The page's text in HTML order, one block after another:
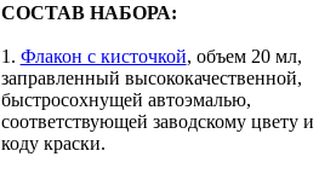
СОСТАВ НАБОРА:
1. Флакон с кисточкой, объем 20 мл,
заправленный высококачественной,
быстросохнущей автоэмалью,
соответствующей заводскому цвету и
коду краски.